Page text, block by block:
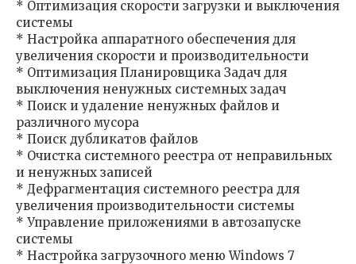
* Оптимизация скорости загрузки и выключения
системы
* Настройка аппаратного обеспечения для
увеличения скорости и производительности
* Оптимизация Планировщика Задач для
выключения ненужных системных задач
* Поиск и удаление ненужных файлов и
различного мусора
* Поиск дубликатов файлов
* Очистка системного реестра от неправильных
и ненужных записей
* Дефрагментация системного реестра для
увеличения производительности системы
* Управление приложениями в автозапуске
системы
* Настройка загрузочного меню Windows 7